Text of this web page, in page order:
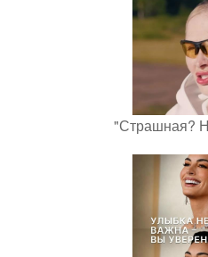
"Страшная?